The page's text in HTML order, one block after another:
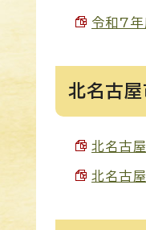
令和7年
北名古屋
北名古
北名古